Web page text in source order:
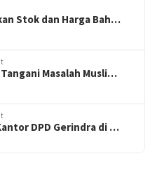
Stok dan Harga Bah…
Masalah Musli…
DPD Gerindra di …